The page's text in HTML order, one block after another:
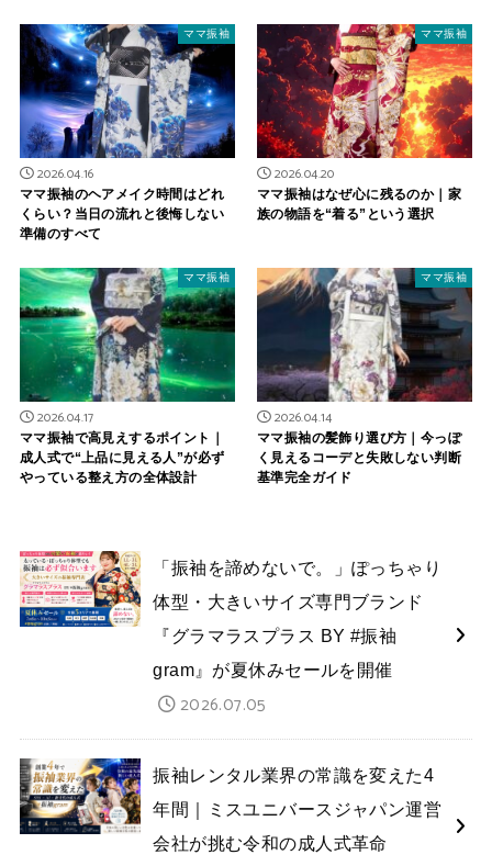
ママ振袖
2026.04.16
ママ振袖のヘアメイク時間はどれ
くらい？当日の流れと後悔しない
準備のすべて
ママ振袖
2026.04.20
ママ振袖はなぜ心に残るのか｜家
族の物語を“着る”という選択
ママ振袖
2026.04.17
ママ振袖で高見えするポイント｜
成人式で“上品に見える人”が必ず
やっている整え方の全体設計
ママ振袖
2026.04.14
ママ振袖の髪飾り選び方｜今っぽ
く見えるコーデと失敗しない判断
基準完全ガイド
「振袖を諦めないで。」ぽっちゃり
体型・大きいサイズ専門ブランド
『グラマラスプラス BY #振袖
gram』が夏休みセールを開催
2026.07.05
振袖レンタル業界の常識を変えた4
年間｜ミスユニバースジャパン運営
会社が挑む令和の成人式革命